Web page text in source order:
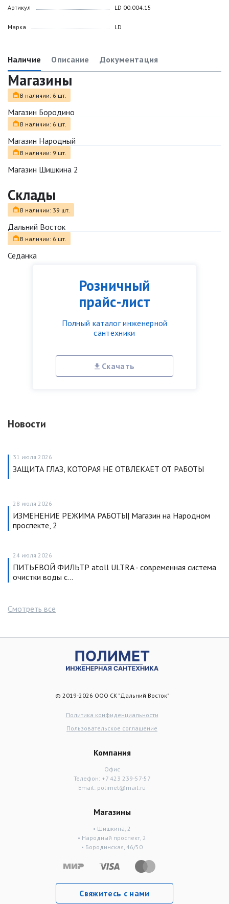
Розничный
прайс-лист
Полный каталог инженерной
сантехники
Скачать
Новости
31 июля 2026
ЗАЩИТА ГЛАЗ, КОТОРАЯ НЕ ОТВЛЕКАЕТ ОТ РАБОТЫ
28 июля 2026
ИЗМЕНЕНИЕ РЕЖИМА РАБОТЫ| Магазин на Народном
проспекте, 2
24 июля 2026
ПИТЬЕВОЙ ФИЛЬТР atoll ULTRA - современная система
очистки воды с…
Смотреть все
Артикул
Марка
LD 00.004.15
LD
Наличие Описание Документация
Магазины
В наличии: 6 шт.
Магазин Бородино
В наличии: 6 шт.
Магазин Народный
В наличии: 9 шт.
Магазин Шишкина 2
Склады
В наличии: 39 шт.
Дальний Восток
В наличии: 6 шт.
Седанка
© 2019-2026 ООО СК "Дальний Восток"
Политика конфиденциальности
Пользовательское соглашение
Компания
Офис
Телефон: +7 423 239-57-57
Email: polimet@mail.ru
Магазины
• Шишкина, 2
• Народный проспект, 2
• Бородинская, 46/50
Свяжитесь с нами